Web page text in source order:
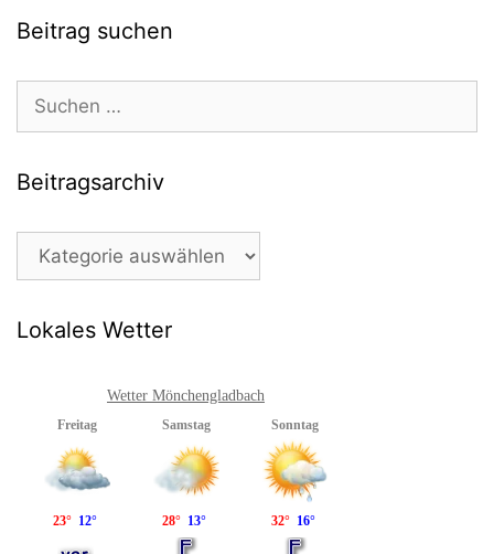
Beitrag suchen
Suchen
nach:
Beitragsarchiv
Beitragsarchiv
Lokales Wetter
Wetter Mönchengladbach